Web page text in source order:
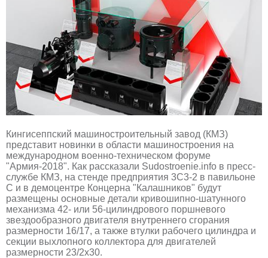
Кингисеппский машиностроительный завод (КМЗ)
представит новинки в области машиностроения на
международном военно-техническом форуме
"Армия-2018". Как рассказали Sudostroenie.info в пресс-
службе КМЗ, на стенде предприятия 3С3-2 в павильоне
С и в демоцентре Концерна "Калашников" будут
размещены основные детали кривошипно-шатунного
механизма 42- или 56-цилиндрового поршневого
звездообразного двигателя внутреннего сгорания
размерности 16/17, а также втулки рабочего цилиндра и
секции выхлопного коллектора для двигателей
размерности 23/2х30.